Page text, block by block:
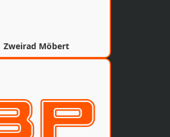
Zweirad Möbert